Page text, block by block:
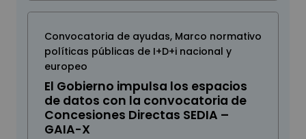
Convocatoria de ayudas, Marco normativo
políticas públicas de I+D+i nacional y
europeo
El Gobierno impulsa los espacios
de datos con la convocatoria de
Concesiones Directas SEDIA –
GAIA-X